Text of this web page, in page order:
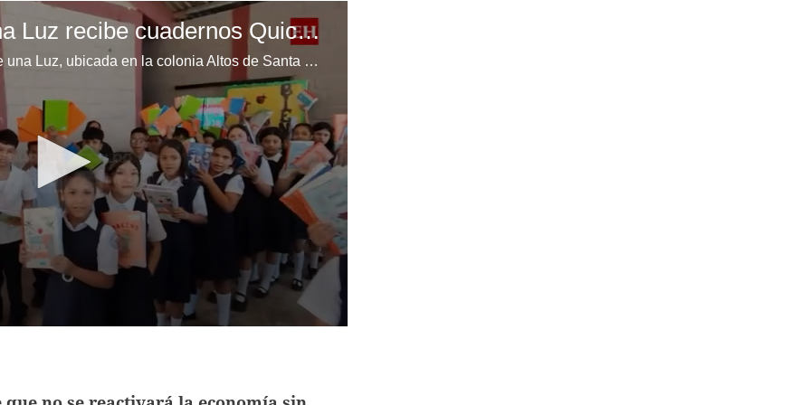
Escuela Enciende una Luz recibe cuadernos Quick, gracias a la Maratón del Saber
Los niños de la escuela Enciende una Luz, ubicada en la colonia Altos de Santa Rosa, al sur de Tegucigalpa, recibieron cuadernos Quick como parte de la Campaña Maratón del Saber.